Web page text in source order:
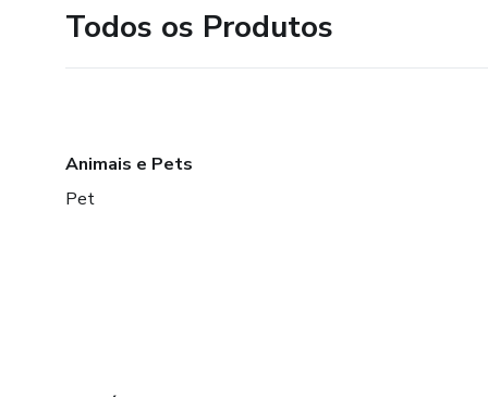
Todos os Produtos
Animais e Pets
Pet